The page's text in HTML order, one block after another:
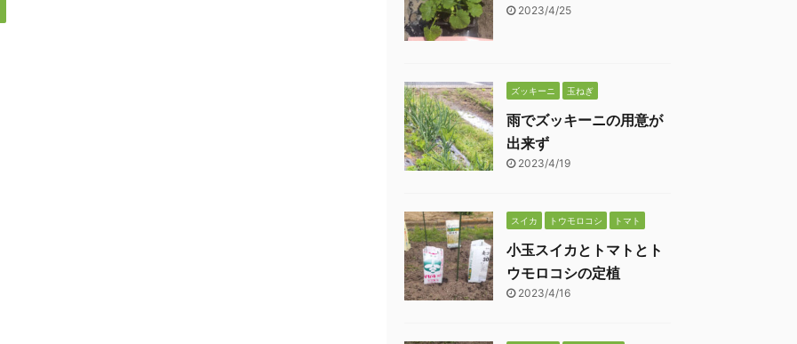
2023/4/25
ズッキーニ 玉ねぎ
雨でズッキーニの用意が
出来ず
2023/4/19
スイカ トウモロコシ トマト
小玉スイカとトマトとト
ウモロコシの定植
2023/4/16